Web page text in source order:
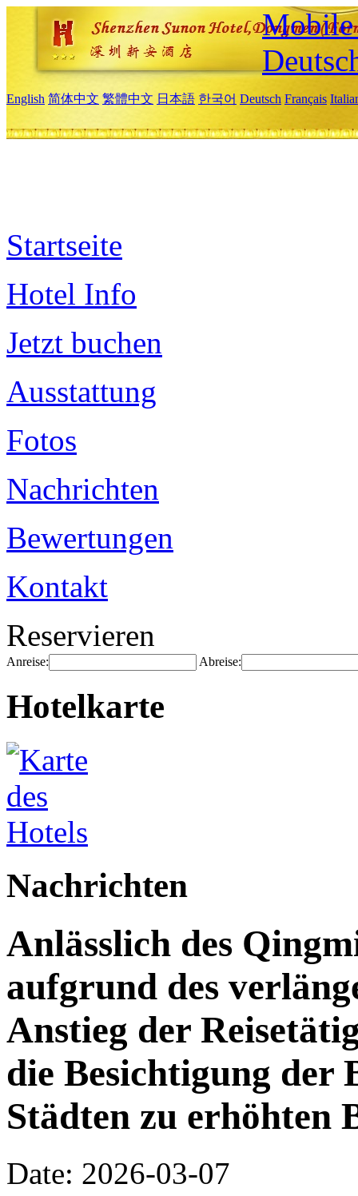
Mobile
English 简体中文 繁體中文 日本語 한국어 Deutsch Français
Startseite
Hotel Info
Jetzt buchen
Ausstattung
Fotos
Nachrichten
Bewertungen
Kontakt
Reservieren
Anreise: Abreise:
Hotelkarte
Nachrichten
Anlässlich des
aufgrund des
Anstieg der
die Besichtigung der
Städten zu erhöhten
Date: 2026-03-07